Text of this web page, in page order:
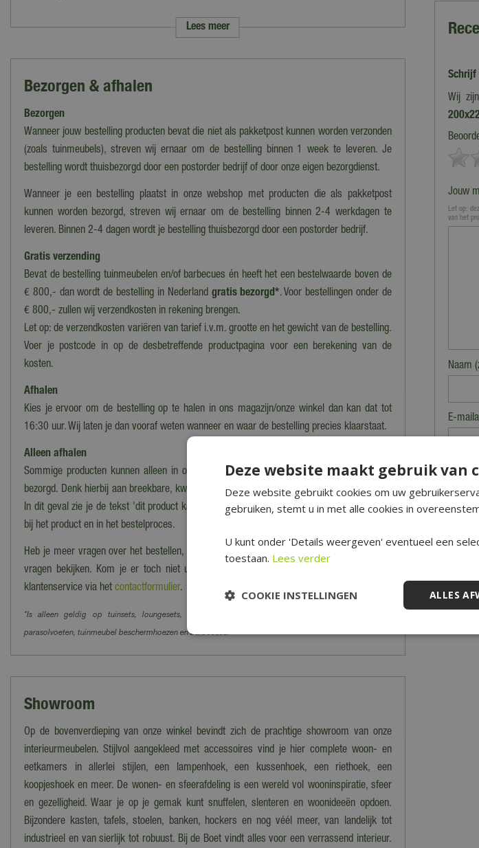
Vorm
Rechthoek Lees meer
Bezorgen & afhalen
Bezorgen
Wanneer jouw bestelling producten bevat die niet als pakketpost kunnen worden verzonden
(zoals tuinmeubels), streven wij ernaar om de bestelling binnen 1 week te leveren. Je
bestelling wordt thuisbezorgd door een postorder bedrijf of door onze eigen bezorgdienst.
Wanneer je een bestelling plaatst in onze webshop met producten die als pakketpost
kunnen worden bezorgd, streven wij ernaar om de bestelling binnen 2-4 werkdagen te
leveren. Binnen 2-4 dagen wordt je bestelling thuisbezorgd door een postorder bedrijf.
Gratis verzending
Bevat de bestelling tuinmeubelen en/of barbecues én heeft het een bestelwaarde boven de
€ 800,- dan wordt de bestelling in Nederland gratis bezorgd*. Voor bestellingen onder de
€ 800,- zullen wij verzendkosten in rekening brengen.
Let op: de verzendkosten variëren van tarief i.v.m. grootte en het gewicht van de bestelling.
Voer je postcode in op de desbetreffende productpagina voor een berekening van de
kosten.
Afhalen
Kies je ervoor om de bestelling op te halen in ons magazijn/onze winkel dan kan dat tot
16:30 uur. Wij laten je dan vooraf weten wanneer en waar de bestelling precies klaarstaat.
Alleen afhalen
Sommige producten kunnen alleen in onze winkel worden afgehaald en worden dus niet
bezorgd. Denk hierbij aan breekbare, kwetsbare, zware of moeilijk te vervoeren producten.
In dit geval zie je de tekst 'dit product kan alleen worden opgehaald, niet verzonden' staan
bij het product en in het bestelproces.
Heb je meer vragen over het bestellen, bezorgen en/of afhalen kun je hier
de veelgestelde
vragen bekijken. Kom je er toch niet uit? Dan kun je altijd contact opnemen met onze
klantenservice via het contactformulier.
*Is alleen geldig op tuinsets, loungesets, tuinstoelen, tuintafels, tuinbanken, ligbanken, parasols,
parasolvoeten, tuinmeubel beschermhoezen en barbecues.
Showroom
Op de bovenverdieping van onze winkel bevindt zich de prachtige showroom van onze
interieurmeubelen. Stijlvol aangekleed met accessoires vind je hier complete woon- en
eetkamers in allerlei stijlen, een lampenhoek, een kussenhoek, een riethoek, een
koopjeshoek en meer. De wonen- en sfeerafdeling is een wereld vol wooninspiratie, sfeer
en gezelligheid. Waar je op je gemak kunt snuffelen, slenteren en woonideeën opdoen.
Bijzondere kasten, tafels, stoelen, banken, hockers en nog véél meer, van landelijk tot
industrieel en van sierlijk tot robuust. Bij de Boet vindt alles voor een verrassend interieur.
Schrijf
Wij
Jouw
Let op:
van het
Naam
E-
Deze website maakt gebruik van
Deze website gebruikt cookies om uw
gebruiken, stemt u in met alle cookies in
U kunt onder 'Details weergeven' eventueel een
toestaan. Lees verder
ALLES
COOKIE INSTELLINGEN